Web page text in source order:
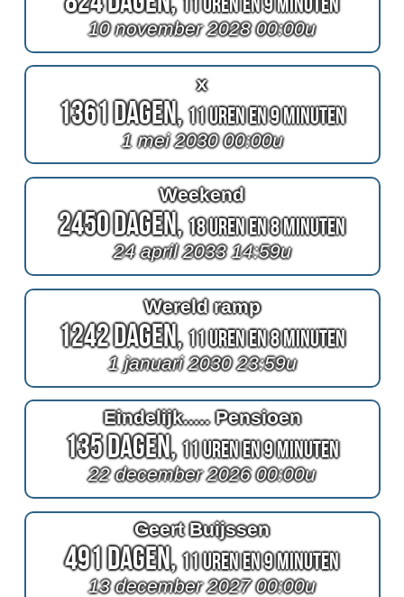
10 november 2028 00:00u
x
1361 Dagen,11 Uren en 9 Minuten
1 mei 2030 00:00u
Weekend
2450 Dagen,18 Uren en 8 Minuten
24 april 2033 14:59u
Wereld ramp
1242 Dagen,11 Uren en 8 Minuten
1 januari 2030 23:59u
Eindelijk..... Pensioen
135 Dagen,11 Uren en 9 Minuten
22 december 2026 00:00u
Geert Buijssen
491 Dagen,11 Uren en 9 Minuten
13 december 2027 00:00u